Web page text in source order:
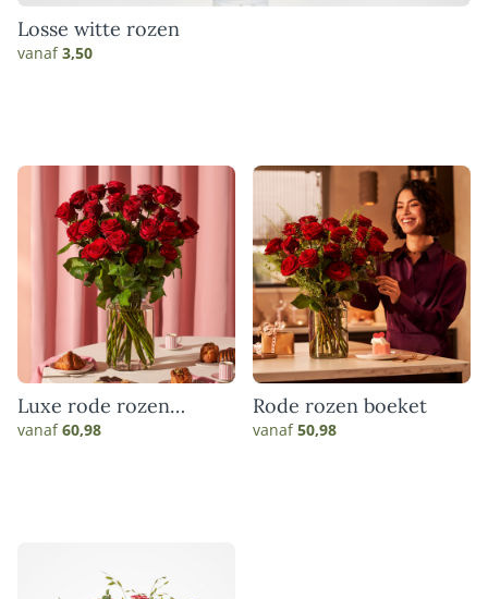
Losse witte rozen
vanaf3,50
Luxe rode rozen
boeket
vanaf60,98
Rode rozen boeket
vanaf50,98